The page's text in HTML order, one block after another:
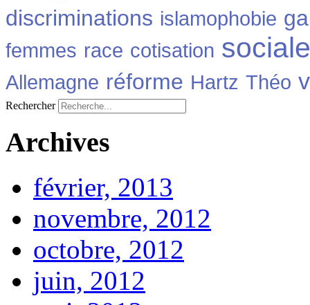
discriminations islamophobie
femmes race cotisation sociale
Allemagne réforme Hartz Théo
Rechercher
Archives
février, 2013
novembre, 2012
octobre, 2012
juin, 2012